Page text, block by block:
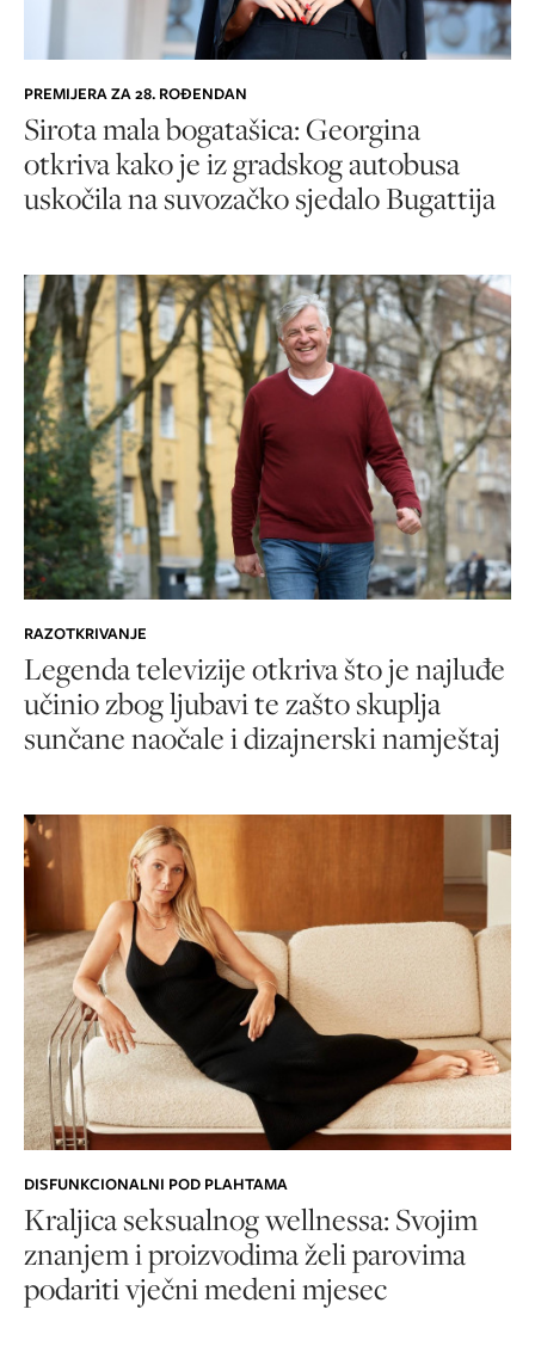
PREMIJERA ZA 28. ROĐENDAN
Sirota mala bogatašica: Georgina
otkriva kako je iz gradskog autobusa
uskočila na suvozačko sjedalo Bugattija
RAZOTKRIVANJE
Legenda televizije otkriva što je najluđe
učinio zbog ljubavi te zašto skuplja
sunčane naočale i dizajnerski namještaj
DISFUNKCIONALNI POD PLAHTAMA
Kraljica seksualnog wellnessa: Svojim
znanjem i proizvodima želi parovima
podariti vječni medeni mjesec